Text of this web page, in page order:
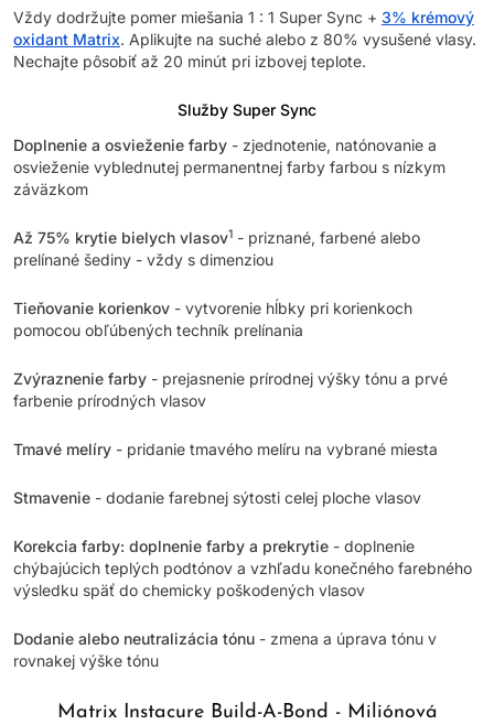
Vždy dodržujte pomer miešania 1 : 1 Super Sync + 3% krémový
oxidant Matrix. Aplikujte na suché alebo z 80% vysušené vlasy.
Nechajte pôsobiť až 20 minút pri izbovej teplote.
Služby Super Sync
Doplnenie a osvieženie farby - zjednotenie, natónovanie a
osvieženie vyblednutej permanentnej farby farbou s nízkym
záväzkom
Až 75% krytie bielych vlasov1 - priznané, farbené alebo
prelínané šediny - vždy s dimenziou
Tieňovanie korienkov - vytvorenie hĺbky pri korienkoch
pomocou obľúbených techník prelínania
Zvýraznenie farby - prejasnenie prírodnej výšky tónu a prvé
farbenie prírodných vlasov
Tmavé melíry - pridanie tmavého melíru na vybrané miesta
Stmavenie - dodanie farebnej sýtosti celej ploche vlasov
Korekcia farby: doplnenie farby a prekrytie - doplnenie
chýbajúcich teplých podtónov a vzhľadu konečného farebného
výsledku späť do chemicky poškodených vlasov
Dodanie alebo neutralizácia tónu - zmena a úprava tónu v
rovnakej výške tónu
Matrix Instacure Build-A-Bond - Miliónová